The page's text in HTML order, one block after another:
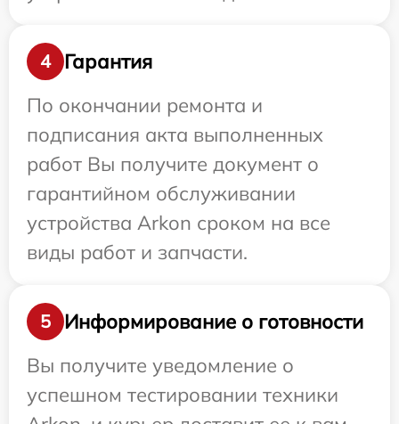
4
Гарантия
По окончании ремонта и
подписания акта выполненных
работ Вы получите документ о
гарантийном обслуживании
устройства Arkon сроком на все
виды работ и запчасти.
5
Информирование о готовности
Вы получите уведомление о
успешном тестировании техники